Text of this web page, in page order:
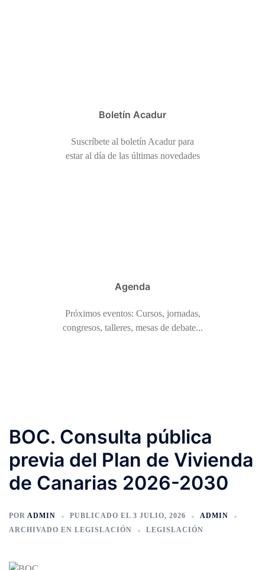
Boletín Acadur
Suscríbete al boletín Acadur para
estar al día de las últimas novedades
Agenda
Próximos eventos: Cursos, jornadas,
congresos, talleres, mesas de debate...
BOC. Consulta pública
previa del Plan de Vivienda
de Canarias 2026-2030
POR ADMIN PUBLICADO EL 3 JULIO, 2026
ADMIN
ARCHIVADO EN LEGISLACIÓN LEGISLACIÓN